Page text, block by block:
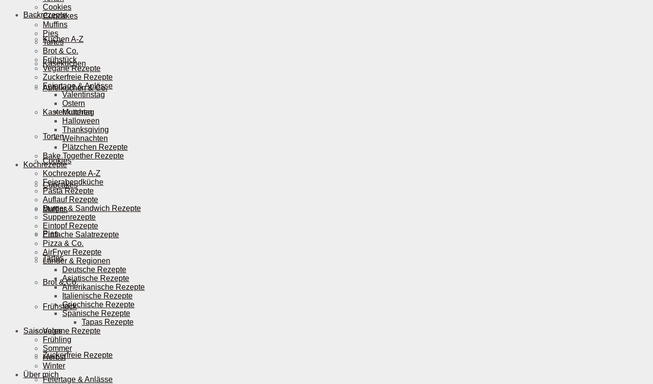
Backrezepte
Kuchen A-Z
Käsekuchen
Apfelkuchen & Co.
Kastenkuchen
Torten
Cookies
Cupcakes
Muffins
Pies
Tartes
Brot & Co.
Frühstück
Vegane Rezepte
Zuckerfreie Rezepte
Feiertage & Anlässe
Cookies
Cupcakes
Muffins
Pies
Tartes
Brot & Co.
Frühstück
Vegane Rezepte
Zuckerfreie Rezepte
Feiertage & Anlässe
Valentinstag
Ostern
Muttertag
Halloween
Thanksgiving
Weihnachten
Plätzchen Rezepte
Bake Together Rezepte
Kochrezepte
Kochrezepte A-Z
Feierabendküche
Pasta Rezepte
Auflauf Rezepte
Burger & Sandwich Rezepte
Suppenrezepte
Eintopf Rezepte
Einfache Salatrezepte
Pizza & Co.
AirFryer Rezepte
Länder & Regionen
Deutsche Rezepte
Asiatische Rezepte
Amerikanische Rezepte
Italienische Rezepte
Griechische Rezepte
Spanische Rezepte
Tapas Rezepte
Saisonales
Frühling
Sommer
Herbst
Winter
Über mich